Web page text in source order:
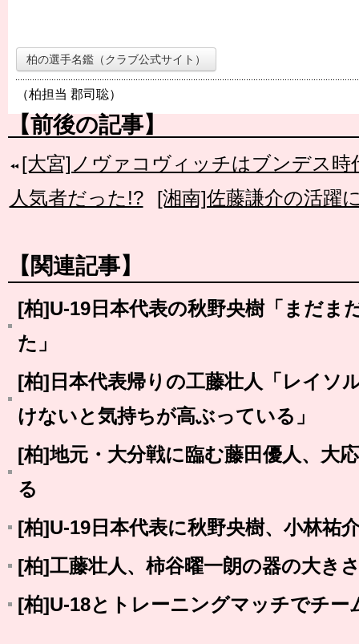
柏の選手名鑑（クラブ公式サイト）
（柏担当 郡司聡）
【前後の記事】
[大宮]ノヴァコヴィッチはブンデス時
人気者だった!?
[湘南]佐藤謙介の活躍
【関連記事】
[柏]U-19日本代表の秋野央樹「まだま
た」
[柏]日本代表帰りの工藤壮人「レイソ
けないと気持ちが高ぶっている」
[柏]地元・大分戦に臨む藤田優人、大
る
[柏]U-19日本代表に秋野央樹、小林祐
[柏]工藤壮人、柿谷曜一朗の器の大き
[柏]U-18とトレーニングマッチでチー